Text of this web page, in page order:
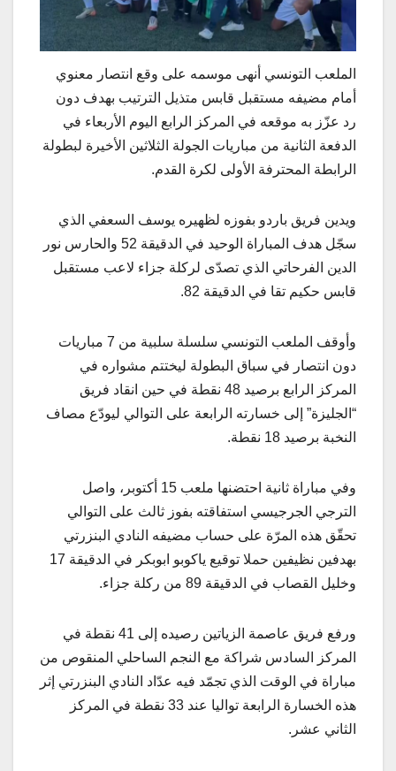
الملعب التونسي أنهى موسمه على وقع انتصار معنوي
أمام مضيفه مستقبل قابس متذيل الترتيب بهدف دون
رد عزّز به موقعه في المركز الرابع اليوم الأربعاء في
الدفعة الثانية من مباريات الجولة الثلاثين الأخيرة لبطولة
الرابطة المحترفة الأولى لكرة القدم.
ويدين فريق باردو بفوزه لظهيره يوسف السعفي الذي
سجّل هدف المباراة الوحيد في الدقيقة 52 والحارس نور
الدين الفرحاتي الذي تصدّى لركلة جزاء لاعب مستقبل
قابس حكيم تقا في الدقيقة 82.
وأوقف الملعب التونسي سلسلة سلبية من 7 مباريات
دون انتصار في سباق البطولة ليختتم مشواره في
المركز الرابع برصيد 48 نقطة في حين انقاد فريق
“الجليزة” إلى خسارته الرابعة على التوالي ليودّع مصاف
النخبة برصيد 18 نقطة.
وفي مباراة ثانية احتضنها ملعب 15 أكتوبر، واصل
الترجي الجرجيسي استفاقته بفوز ثالث على التوالي
تحقّق هذه المرّة على حساب مضيفه النادي البنزرتي
بهدفين نظيفين حملا توقيع ياكوبو ابوبكر في الدقيقة 17
وخليل القصاب في الدقيقة 89 من ركلة جزاء.
ورفع فريق عاصمة الزياتين رصيده إلى 41 نقطة في
المركز السادس شراكة مع النجم الساحلي المنقوص من
مباراة في الوقت الذي تجمّد فيه عدّاد النادي البنزرتي إثر
هذه الخسارة الرابعة تواليا عند 33 نقطة في المركز
الثاني عشر.